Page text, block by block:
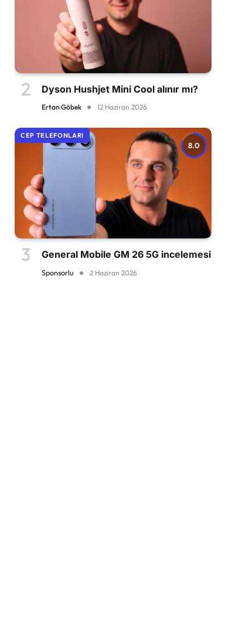
Dyson Hushjet Mini Cool alınır mı?
Ertan Göbek 12 Haziran 2026
8.0
CEP TELEFONLARI
General Mobile GM 26 5G incelemesi
Sponsorlu 2 Haziran 2026